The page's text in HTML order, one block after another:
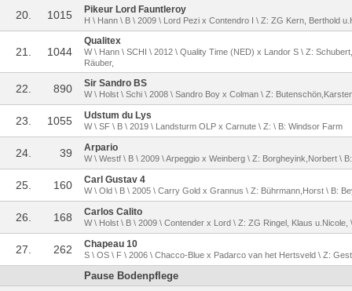
20. 1015 Pikeur Lord Fauntleroy
H \ Hann \ B \ 2009 \ Lord Pezi x Contendro I \ Z: ZG Kern, Berthold
21. 1044
Qualitex
W \ Hann \ SCHI \ 2012 \ Quality Time (NED) x Landor S \ Z:
Räuber,
22. 890 Sir Sandro BS
W \ Holst \ Schi \ 2008 \ Sandro Boy x Colman \ Z:
23. 1055 Udstum du Lys
W \ SF \ B \ 2019 \ Landsturm OLP x Carnute \ Z: \ B: Windsor Farm
24. 39 Arpario
W \ Westf \ B \ 2009 \ Arpeggio x Weinberg \ Z: Borgheyink,Norbert \
25. 160 Carl Gustav 4
W \ Old \ B \ 2005 \ Carry Gold x Grannus \ Z: Bührmann,Horst \ B:
26. 168 Carlos Calito
W \ Holst \ B \ 2009 \ Contender x Lord \ Z: ZG Ringel, Klaus u.Nicole,
27. 262 Chapeau 10
S \ OS \ F \ 2006 \ Chacco-Blue x Padarco van het Hertsveld \ Z:
Pause Bodenpflege